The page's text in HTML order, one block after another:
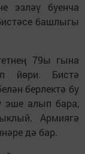
эзләү буенча
башлыгы
79ы гына
йөри. Бистә
берлектә бу
эше алып бара,
Армиягә
дә бар.